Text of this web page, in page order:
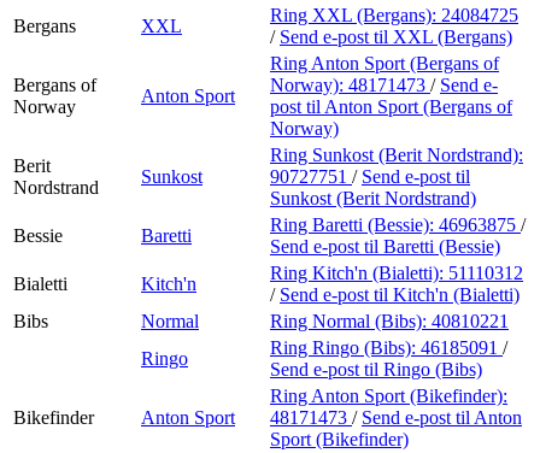
Bergans
XXL
Ring XXL (Bergans): 24084725
/ Send e-post til XXL (Bergans)
Bergans of
Norway
Anton Sport
Ring Anton Sport (Bergans of
Norway): 48171473 / Send e-
post til Anton Sport (Bergans of
Norway)
Berit
Nordstrand
Sunkost
Ring Sunkost (Berit Nordstrand):
90727751 / Send e-post til
Sunkost (Berit Nordstrand)
Bessie
Baretti
Ring Baretti (Bessie): 46963875 /
Send e-post til Baretti (Bessie)
Bialetti
Kitch'n
Ring Kitch'n (Bialetti): 51110312
/ Send e-post til Kitch'n (Bialetti)
Bibs
Normal Ring Normal (Bibs): 40810221
Ringo
Ring Ringo (Bibs): 46185091 /
Send e-post til Ringo (Bibs)
Bikefinder Anton Sport
Ring Anton Sport (Bikefinder):
48171473 / Send e-post til Anton
Sport (Bikefinder)